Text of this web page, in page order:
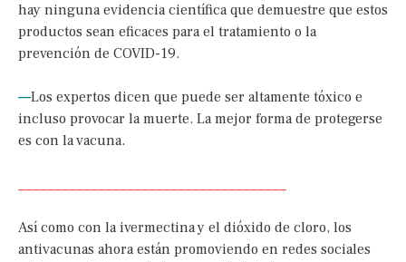
hay ninguna evidencia científica que demuestre que estos
productos sean eficaces para el tratamiento o la
prevención de COVID-19.
—Los expertos dicen que puede ser altamente tóxico e
incluso provocar la muerte. La mejor forma de protegerse
es con la vacuna.
Así como con la ivermectina y el dióxido de cloro, los
antivacunas ahora están promoviendo en redes sociales